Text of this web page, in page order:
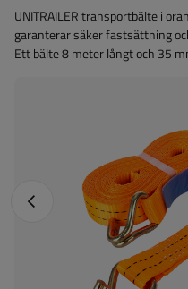
UNITRAILER transportbälte i
garanterar säker fastsättning
Ett bälte 8 meter långt och 35
Föregående foto